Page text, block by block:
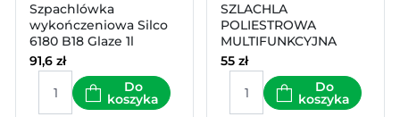
Szpachlówka
wykończeniowa Silco
6180 B18 Glaze 1l
91,6 zł
Do
koszyka
SZLACHLA
POLIESTROWA
MULTIFUNKCYJNA
Roberlo PLUS 24 1.7l
55 zł
Do
koszyka